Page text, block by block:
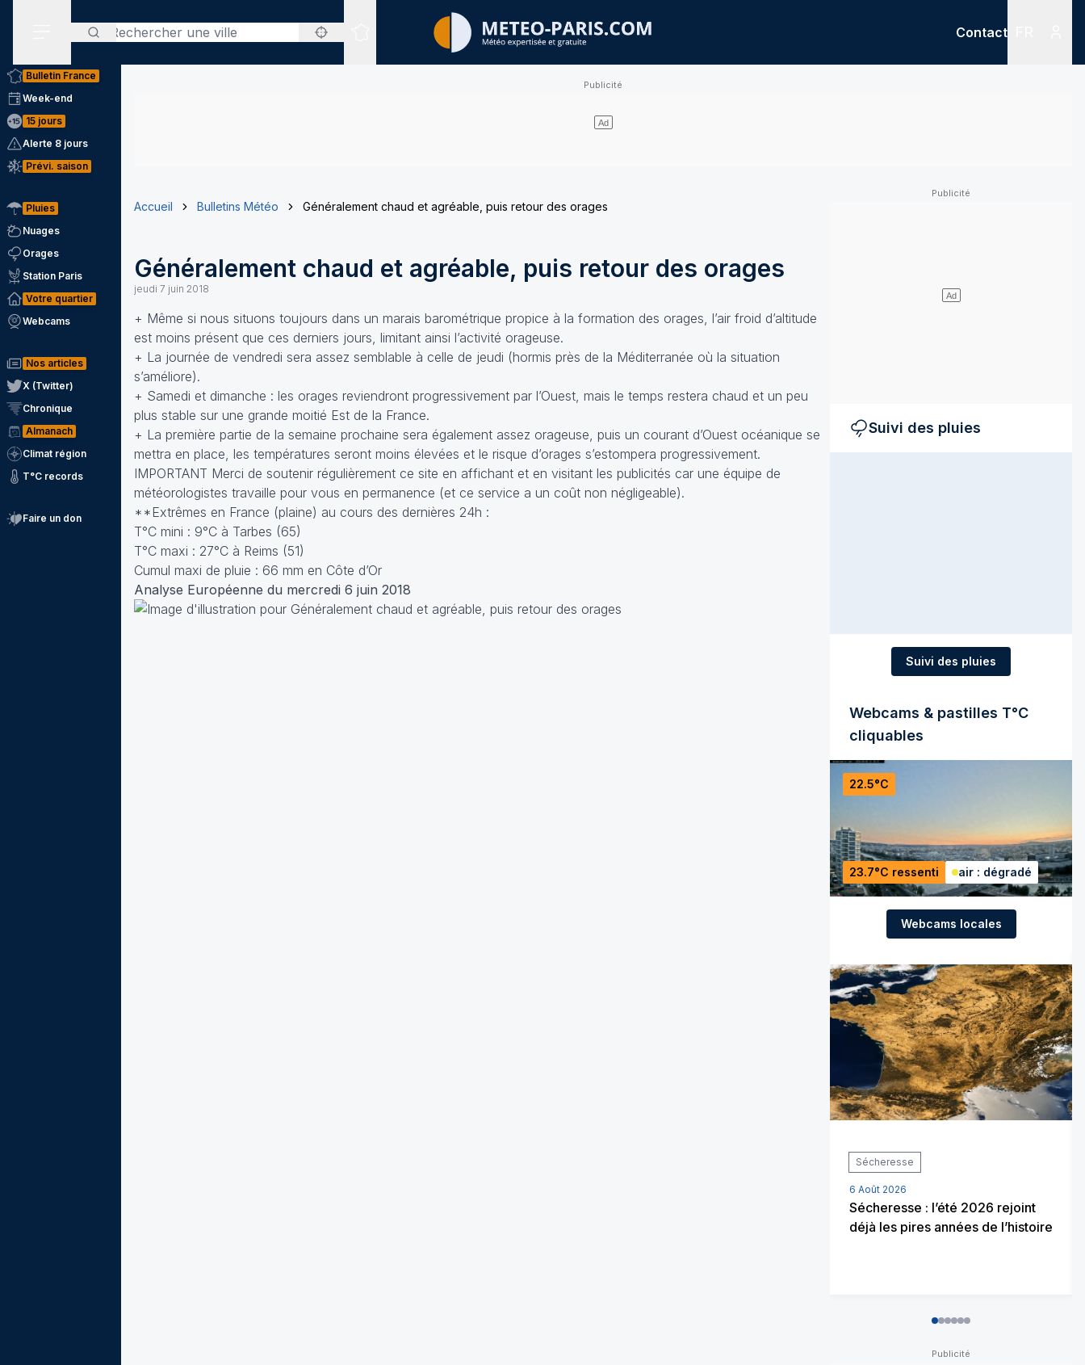
Rechercher
Sites expertisés
Contact
Bulletin France
Week-end
15 jours
Alerte 8 jours
Prévi. saison
Pluies
Nuages
Orages
Station Paris
Votre quartier
Webcams
Nos articles
X (Twitter)
Chronique
Almanach
Climat région
T°C records
Faire un don
Accueil Bulletins Météo Généralement chaud et agréable, puis retour des orages
Généralement chaud et agréable, puis retour des orages
jeudi 7 juin 2018
+ Même si nous situons toujours dans un marais barométrique propice à la formation des orages, l’air froid d’altitude
est moins présent que ces derniers jours, limitant ainsi l’activité orageuse.
+ La journée de vendredi sera assez semblable à celle de jeudi (hormis près de la Méditerranée où la situation
s’améliore).
+ Samedi et dimanche : les orages reviendront progressivement par l’Ouest, mais le temps restera chaud et un peu
plus stable sur une grande moitié Est de la France.
+ La première partie de la semaine prochaine sera également assez orageuse, puis un courant d’Ouest océanique se
mettra en place, les températures seront moins élevées et le risque d’orages s’estompera progressivement.
IMPORTANT Merci de soutenir régulièrement ce site en affichant et en visitant les publicités car une équipe de
météorologistes travaille pour vous en permanence (et ce service a un coût non négligeable).
**Extrêmes en France (plaine) au cours des dernières 24h :
T°C mini : 9°C à Tarbes (65)
T°C maxi : 27°C à Reims (51)
Cumul maxi de pluie : 66 mm en Côte d’Or
Analyse Européenne du mercredi 6 juin 2018
Suivi des pluies
Suivi des pluies
Webcams & pastilles T°C
cliquables
22.5°C
23.7°C ressenti air : dégradé
Webcams locales
Sécheresse
6 Août 2026
Sécheresse : l’été 2026 rejoint
déjà les pires années de l’histoire
012345